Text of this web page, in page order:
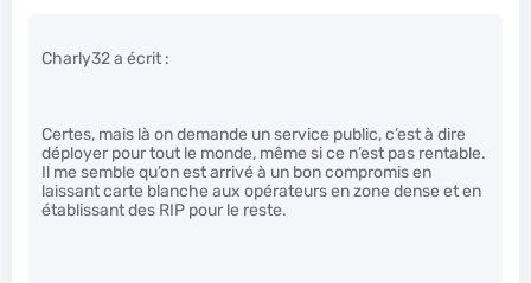
Charly32 a écrit :
Certes, mais là on demande un service public, c’est à dire
déployer pour tout le monde, même si ce n’est pas rentable.
Il me semble qu’on est arrivé à un bon compromis en
laissant carte blanche aux opérateurs en zone dense et en
établissant des RIP pour le reste.